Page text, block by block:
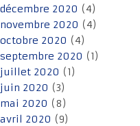
décembre 2020 (4)
novembre 2020 (4)
octobre 2020 (4)
septembre 2020 (1)
juillet 2020 (1)
juin 2020 (3)
mai 2020 (8)
avril 2020 (9)